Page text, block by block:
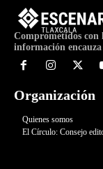
Comprometidos con
información
Organización
Quienes somos
El Círculo: Consejo